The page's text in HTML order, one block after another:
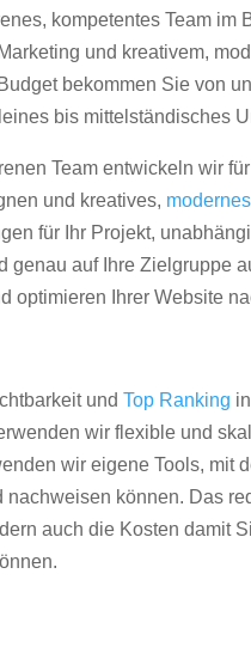
kompetentes Team im
und kreativem,
bekommen Sie von
bis mittelständisches
Team entwickeln wir
und kreatives,
für Ihr Projekt,
genau auf Ihre Zielgruppe
optimieren Ihrer Website
undTop Ranking
wir flexible und
wir eigene Tools, mit
nachweisen können. Das
auch die Kosten damit